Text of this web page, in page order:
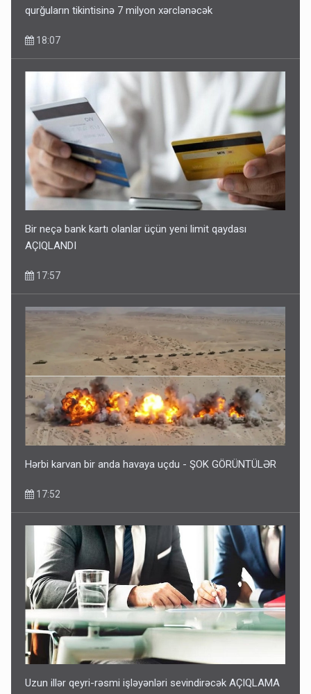
qurğuların tikintisinə 7 milyon xərclənəcək
18:07
Bir neçə bank kartı olanlar üçün yeni limit qaydası
AÇIQLANDI
17:57
Hərbi karvan bir anda havaya uçdu - ŞOK GÖRÜNTÜLƏR
17:52
Uzun illər qeyri-rəsmi işləyənləri sevindirəcək AÇIQLAMA